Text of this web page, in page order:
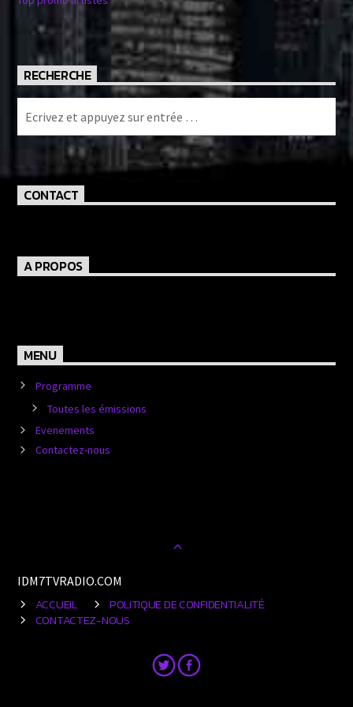
RECHERCHE
CONTACT
A PROPOS
MENU
Programme
Toutes les émissions
Evenements
Contactez-nous
IDM7TVRADIO.COM
ACCUEIL
POLITIQUE DE CONFIDENTIALITÉ
CONTACTEZ-NOUS